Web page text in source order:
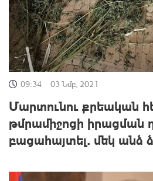
09:34 03 Նմբ, 2021
Մարտունու քրեական
թմրամիջոցի իրացման
բացահայտել. մեկ անձ